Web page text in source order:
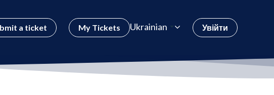
a ticket My Tickets Ukrainian Увійти